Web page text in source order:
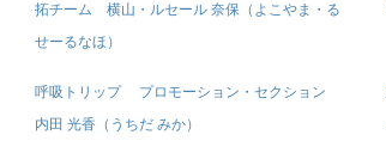
拓チーム 横山・ルセール 奈保（よこやま・る
せーるなほ）
呼吸トリップ プロモーション・セクション
内田 光香（うちだ みか）